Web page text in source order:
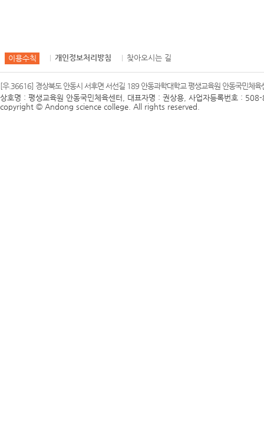
이용수칙 개인정보처리방침 찾아오시는 길
[우.36616] 경상북도 안동시 서후면 서선길 189 안동과학대학교 평생교육원 안동국민
상호명 : 평생교육원 안동국민체육센터, 대표자명 : 권상용, 사업자등록번호 :
copyright © Andong science college. All rights reserved.